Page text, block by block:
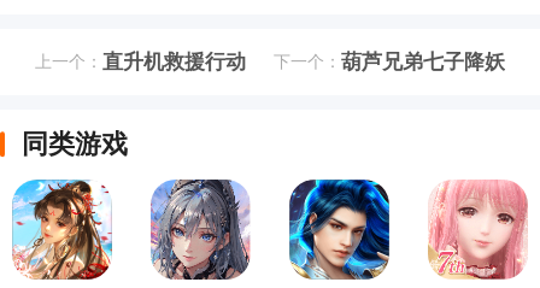
上一个： 直升机救援行动 下一个：葫芦兄弟七子降妖
同类游戏